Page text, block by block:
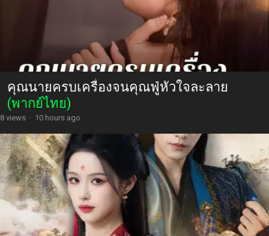
คุณนายครบเครื่องจนคุณฟู่หัวใจละลาย
(พากย์ไทย)
8 views · 10 hours ago